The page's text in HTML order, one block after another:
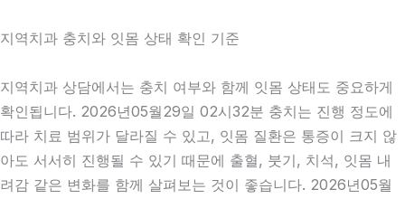
지역치과 충치와 잇몸 상태 확인 기준
지역치과 상담에서는 충치 여부와 함께 잇몸 상태도 중요하게
확인됩니다. 2026년05월29일 02시32분 충치는 진행 정도에
따라 치료 범위가 달라질 수 있고, 잇몸 질환은 통증이 크지 않
아도 서서히 진행될 수 있기 때문에 출혈, 붓기, 치석, 잇몸 내
려감 같은 변화를 함께 살펴보는 것이 좋습니다. 2026년05월